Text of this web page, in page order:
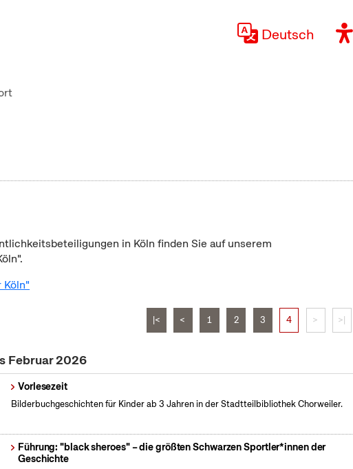
Deutsch
in Köln finden Sie auf unserem
|< < 1 2 3 4 > >|
Februar 2026
Vorlesezeit
Bilderbuchgeschichten für Kinder ab 3 Jahren in der Stadtteilbibliothek Chorweiler.
Führung: "black sheroes" – die größten Schwarzen Sportler*innen der
Geschichte